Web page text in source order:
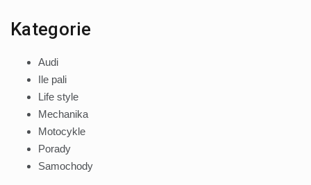
Kategorie
Audi
Ile pali
Life style
Mechanika
Motocykle
Porady
Samochody